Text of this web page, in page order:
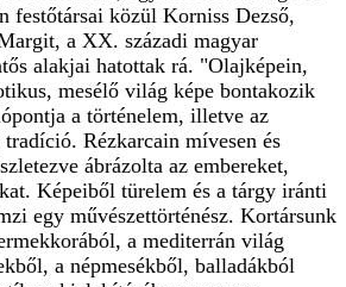
festőtársai közül Korniss Dezső,
a XX. századi magyar
alakjai hatottak rá. "Olajképein,
mesélő világ képe bontakozik
a történelem, illetve az
Rézkarcain mívesen és
ábrázolta az embereket,
Képeiből türelem és a tárgy iránti
egy művészettörténész. Kortársunk
a mediterrán világ
a népmesékből, balladákból